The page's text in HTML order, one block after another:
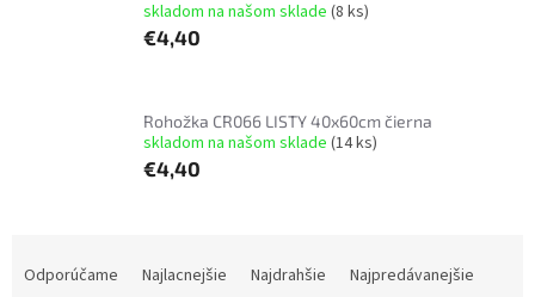
skladom na našom sklade (8 ks)
€4,40
Rohožka CR066 LISTY 40x60cm čierna
skladom na našom sklade (14 ks)
€4,40
Odporúčame Najlacnejšie Najdrahšie
Najpredávanejšie